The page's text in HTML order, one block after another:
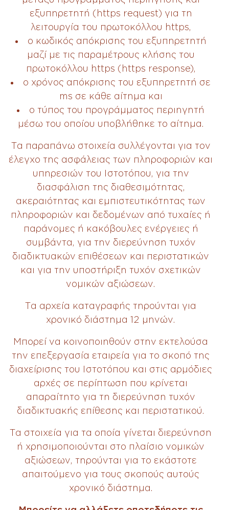
εξυπηρετητή (https request) για τη
λειτουργία του πρωτοκόλλου https,
ο κωδικός απόκρισης του εξυπηρετητή
μαζί με τις παραμέτρους κλήσης του
πρωτοκόλλου https (https response),
ο χρόνος απόκρισης του εξυπηρετητή σε
ms σε κάθε αίτημα και
ο τύπος του προγράμματος περιηγητή
μέσω του οποίου υποβλήθηκε το αίτημα.
Τα παραπάνω στοιχεία συλλέγονται για τον
έλεγχο της ασφάλειας των πληροφοριών και
υπηρεσιών του Ιστοτόπου, για την
διασφάλιση της διαθεσιμότητας,
ακεραιότητας και εμπιστευτικότητας των
πληροφοριών και δεδομένων από τυχαίες ή
παράνομες ή κακόβουλες ενέργειες ή
συμβάντα, για την διερεύνηση τυχόν
διαδικτυακών επιθέσεων και περιστατικών
και για την υποστήριξη τυχόν σχετικών
νομικών αξιώσεων.
Τα αρχεία καταγραφής τηρούνται για
χρονικό διάστημα 12 μηνών.
Μπορεί να κοινοποιηθούν στην εκτελούσα
την επεξεργασία εταιρεία για το σκοπό της
διαχείρισης του Ιστοτόπου και στις αρμόδιες
αρχές σε περίπτωση που κρίνεται
απαραίτητο για τη διερεύνηση τυχόν
διαδικτυακής επίθεσης και περιστατικού.
Τα στοιχεία για τα οποία γίνεται διερεύνηση
ή χρησιμοποιούνται στο πλαίσιο νομικών
αξιώσεων, τηρούνται για το εκάστοτε
απαιτούμενο για τους σκοπούς αυτούς
χρονικό διάστημα.